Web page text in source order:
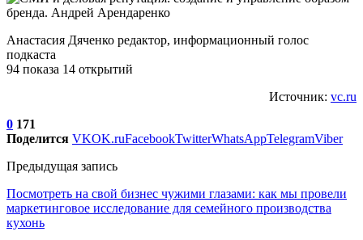
Анастасия Дяченко редактор, информационный голос
подкаста
94 показа 14 открытий
Источник: vc.ru
0 171
Поделится VKOK.ruFacebookTwitterWhatsAppTelegramViber
Предыдущая запись
Посмотреть на свой бизнес чужими глазами: как мы провели
маркетинговое исследование для семейного производства
кухонь